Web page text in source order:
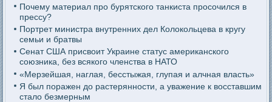
Почему материал про бурятского танкиста просочился в
прессу?
Портрет министра внутренних дел Колокольцева в кругу
семьи и братвы
Сенат США присвоит Украине статус американского
союзника, без всякого членства в НАТО
«Мерзейшая, наглая, бесстыжая, глупая и алчная власть»
Я был поражен до растерянности, а уважение к восставшим
стало безмерным